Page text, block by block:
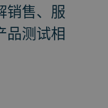
销售、服
品测试相